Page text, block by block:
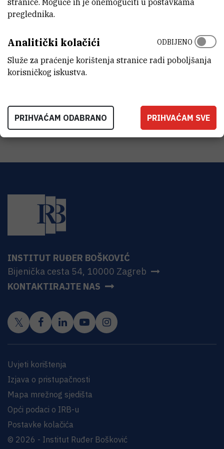
Ured ravnatelja
ADRESA
Institut Ruđer Bošković
INSTITUT RUĐER BOŠKOVIĆ
Bijenička cesta 54, 10000 Zagreb
KONTAKTIRAJTE NAS
Uvjeti korištenja
Izjava o pristupačnosti
Mapa mrežnog sjedišta
Opći podaci o IRB-u
Postavke kolačića
© 2026 - Institut Ruđer Bošković
stranice. Moguće ih je onemogućiti u postavkama
preglednika.
Analitički kolačići
Služe za praćenje korištenja stranice radi poboljšanja
korisničkog iskustva.
ODBIJENO
PRIHVAĆAM ODABRANO PRIHVAĆAM SVE